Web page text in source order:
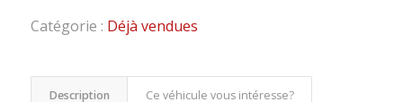
Catégorie : Déjà vendues
Description Ce véhicule vous intéresse?